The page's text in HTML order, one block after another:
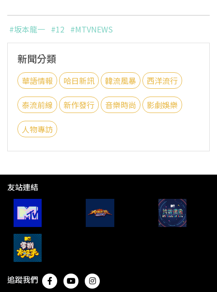
#坂本龍一 #12 #MTVNEWS
新聞分類
華語情報 哈日新訊 韓流風暴 西洋流行
泰流前線 新作發行 音樂時尚 影劇娛樂
人物專訪
友站連結
追蹤我們